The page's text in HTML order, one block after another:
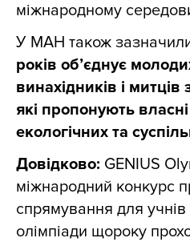
міжнародному
У МАН також
років об’єднує
винахідників і митців
які пропонують
екологічних та
Довідково: GENIUS
міжнародний конкурс
спрямування для учнів
олімпіади щороку